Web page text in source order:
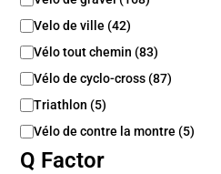
i
q
u
e
Velo de ville (42)
Vélo tout chemin (83)
Vélo de cyclo-cross (87)
Triathlon (5)
Vélo de contre la montre (5)
Q Factor